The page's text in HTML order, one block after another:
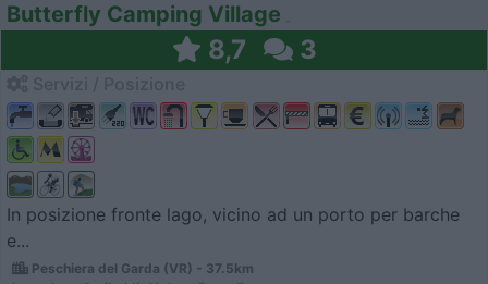
Butterfly Camping Village
8,7 3
In posizione fronte lago, vicino ad un porto per barche
e...
Peschiera del Garda (VR) - 37.5km